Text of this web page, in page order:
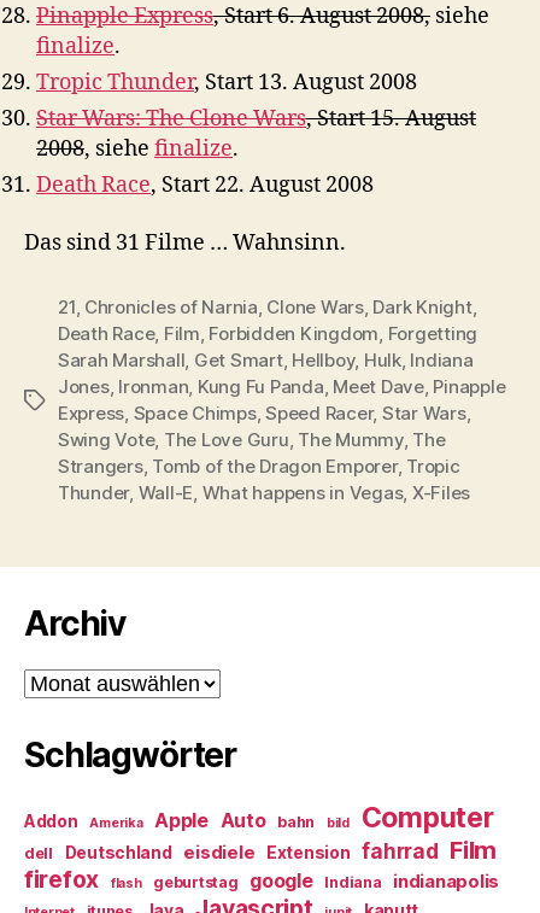
Pinapple Express, Start 6. August 2008, siehe
finalize.
Tropic Thunder, Start 13. August 2008
Star Wars: The Clone Wars, Start 15. August
2008, siehe finalize.
Death Race, Start 22. August 2008
Das sind 31 Filme … Wahnsinn.
Schlagwörter
21 Chronicles of Narnia Clone Wars, Dark Knight,
Death Race, Film Forbidden Kingdom Forgetting
Sarah Marshall Get Smart, Hellboy, Hulk, Indiana
Jones, Ironman Kung Fu Panda Meet Dave, Pinapple
Express Space Chimps,Speed Racer, Star Wars,
Swing Vote, The Love Guru The Mummy, The
Strangers, Tomb of the Dragon Emporer, Tropic
Thunder, Wall-E What happens in Vegas, X-Files
Archiv
Archiv
Schlagwörter
Addon Amerika Apple Auto bahn bild Computer
dell Deutschland eisdiele Extension fahrrad Film
firefox flash geburtstag google Indiana indianapolis